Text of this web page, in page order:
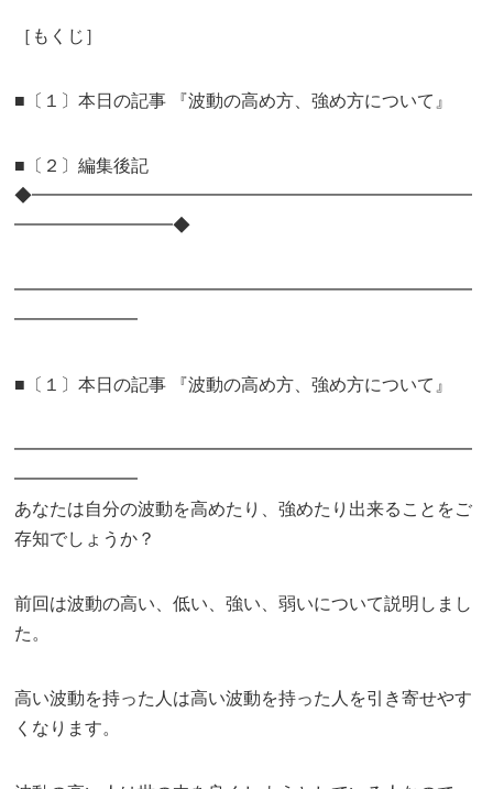
［もくじ］
■〔１〕本日の記事 『波動の高め方、強め方について』
■〔２〕編集後記
◆━━━━━━━━━━━━━━━━━━━━━━━━━
━━━━━━━━━◆
━━━━━━━━━━━━━━━━━━━━━━━━━━
━━━━━━━
■〔１〕本日の記事 『波動の高め方、強め方について』
━━━━━━━━━━━━━━━━━━━━━━━━━━
━━━━━━━
あなたは自分の波動を高めたり、強めたり出来ることをご
存知でしょうか？
前回は波動の高い、低い、強い、弱いについて説明しまし
た。
高い波動を持った人は高い波動を持った人を引き寄せやす
くなります。